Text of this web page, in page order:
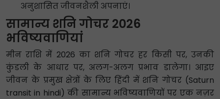
अनुशासित जीवनशैली अपनाएं।
सामान्य शनि गोचर 2026
भविष्यवाणियां
मीन राशि में 2026 का शनि गोचर हर किसी पर, उनकी
कुंडली के आधार पर, अलग-अलग प्रभाव डालेगा। आइए
जीवन के प्रमुख क्षेत्रों के लिए हिंदी में शनि गोचर (Saturn
transit in hindi) की सामान्य भविष्यवाणियों पर एक नज़र